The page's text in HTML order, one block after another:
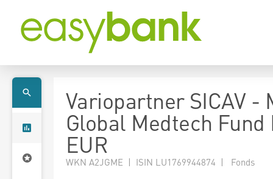
Variopartner SICAV -
Global Medtech Fund
EUR
WKN A2JGME | ISIN LU1769944874 | Fonds